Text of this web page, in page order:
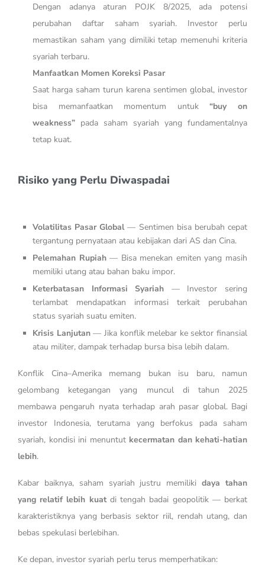
Dengan adanya aturan POJK 8/2025, ada potensi
perubahan daftar saham syariah. Investor perlu
memastikan saham yang dimiliki tetap memenuhi kriteria
syariah terbaru.
Manfaatkan Momen Koreksi Pasar
Saat harga saham turun karena sentimen global, investor
bisa memanfaatkan momentum untuk“buy on
weakness” pada saham syariah yang fundamentalnya
tetap kuat.
Risiko yang Perlu Diwaspadai
Volatilitas Pasar Global— Sentimen bisa berubah cepat
tergantung pernyataan atau kebijakan dari AS dan Cina.
Pelemahan Rupiah— Bisa menekan emiten yang masih
memiliki utang atau bahan baku impor.
Keterbatasan Informasi Syariah — Investor sering
terlambat mendapatkan informasi terkait perubahan
status syariah suatu emiten.
Krisis Lanjutan— Jika konflik melebar ke sektor finansial
atau militer, dampak terhadap bursa bisa lebih dalam.
Konflik Cina–Amerika memang bukan isu baru, namun
gelombang ketegangan yang muncul di tahun 2025
membawa pengaruh nyata terhadap arah pasar global. Bagi
investor Indonesia, terutama yang berfokus pada saham
syariah, kondisi ini menuntut kecermatan dan kehati-hatian
lebih.
Kabar baiknya, saham syariah justru memilikidaya tahan
yang relatif lebih kuatdi tengah badai geopolitik — berkat
karakteristiknya yang berbasis sektor riil, rendah utang, dan
bebas spekulasi berlebihan.
Ke depan, investor syariah perlu terus memperhatikan: